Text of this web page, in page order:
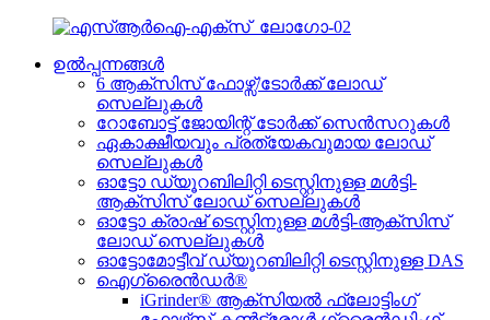
ഉൽപ്പന്നങ്ങൾ
6 ആക്സിസ് ഫോഴ്സ്/ടോർക്ക് ലോഡ്
സെല്ലുകൾ
റോബോട്ട് ജോയിന്റ് ടോർക്ക് സെൻസറുകൾ
ഏകാക്ഷീയവും പ്രത്യേകവുമായ ലോഡ്
സെല്ലുകൾ
ഓട്ടോ ഡ്യൂറബിലിറ്റി ടെസ്റ്റിനുള്ള മൾട്ടി-
ആക്സിസ് ലോഡ് സെല്ലുകൾ
ഓട്ടോ ക്രാഷ് ടെസ്റ്റിനുള്ള മൾട്ടി-ആക്സിസ്
ലോഡ് സെല്ലുകൾ
ഓട്ടോമോട്ടീവ് ഡ്യൂറബിലിറ്റി ടെസ്റ്റിനുള്ള DAS
ഐഗ്രൈൻഡർ®
iGrinder® ആക്സിയൽ ഫ്ലോട്ടിംഗ്